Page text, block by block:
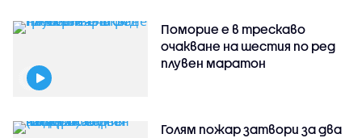
Поморие е в трескаво
очакване на шестия по ред
плувен маратон
Голям пожар затвори за два